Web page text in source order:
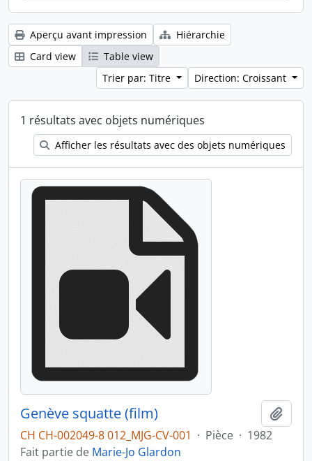
Aperçu avant impression
Hiérarchie
Card view
Table view
Trier par: Titre
Direction: Croissant
1 résultats avec objets numériques
Afficher les résultats avec des objets numériques
Genève squatte (film)
CH CH-002049-8 012_MJG-CV-001 · Pièce · 1982
Fait partie de Marie-Jo Glardon